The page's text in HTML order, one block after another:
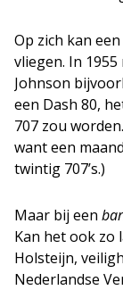
Op zich kan
vliegen. In
Johnson
een Dash 80,
707 zou
want een
twintig 707’s.)
Maar bij een
Kan het ook zo
Holsteijn,
Nederlandse